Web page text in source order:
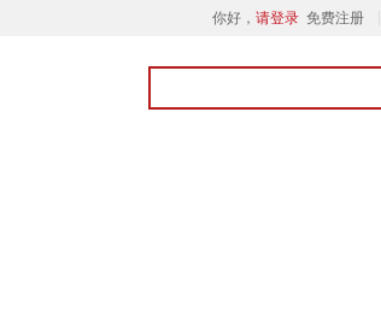
你好， 请登录 免费注册